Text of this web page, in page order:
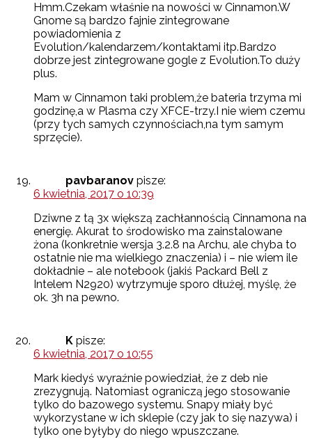
Hmm.Czekam właśnie na nowości w Cinnamon.W
Gnome są bardzo fajnie zintegrowane
powiadomienia z
Evolution/kalendarzem/kontaktami itp.Bardzo
dobrze jest zintegrowane gogle z Evolution.To duży
plus.
Mam w Cinnamon taki problem,że bateria trzyma mi
godzinę,a w Plasma czy XFCE-trzy.I nie wiem czemu
(przy tych samych czynnościach,na tym samym
sprzęcie).
pavbaranov pisze:
6 kwietnia, 2017 o 10:39
Dziwne z tą 3x większą zachłannością Cinnamona na
energię. Akurat to środowisko ma zainstalowane
żona (konkretnie wersja 3.2.8 na Archu, ale chyba to
ostatnie nie ma wielkiego znaczenia) i – nie wiem ile
dokładnie – ale notebook (jakiś Packard Bell z
Intelem N2920) wytrzymuje sporo dłużej, myślę, że
ok. 3h na pewno.
K pisze:
6 kwietnia, 2017 o 10:55
Mark kiedyś wyraźnie powiedział, że z deb nie
zrezygnują. Natomiast ograniczą jego stosowanie
tylko do bazowego systemu. Snapy miały być
wykorzystane w ich sklepie (czy jak to się nazywa) i
tylko one byłyby do niego wpuszczane.